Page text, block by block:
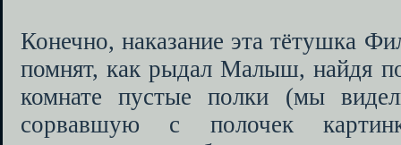
Конечно, наказание эта тётушка
помнят, как рыдал Малыш, найдя
комнате пустые полки (мы
сорвавшую с полочек